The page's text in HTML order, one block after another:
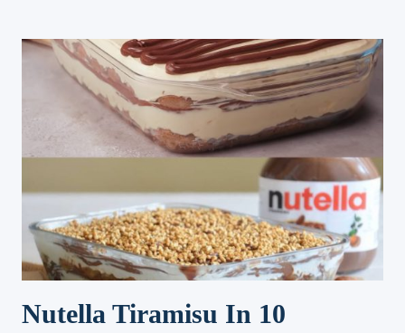
REZEPT
MIT
SCHNELLER
ZUBEREITUNG
Nutella Tiramisu In 10